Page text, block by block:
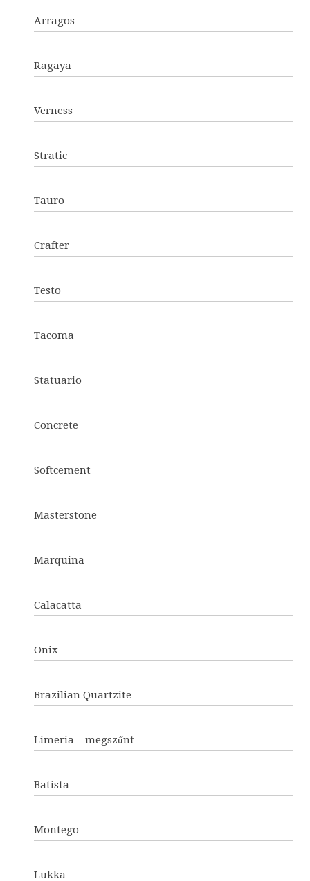
Arragos
Ragaya
Verness
Stratic
Tauro
Crafter
Testo
Tacoma
Statuario
Concrete
Softcement
Masterstone
Marquina
Calacatta
Onix
Brazilian Quartzite
Limeria – megszűnt
Batista
Montego
Lukka